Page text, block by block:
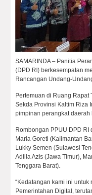
SAMARINDA – Panitia
(DPD RI) berkesempatan
Rancangan Undang-
Pertemuan di Ruang
Sekda Provinsi Kaltim Riza
pimpinan perangkat
Rombongan PPUU DPD
Maria Goreti (Kalimantan
Lukky Semen (Sulawesi
Adilla Azis (Jawa Timur),
Tenggara Barat).
“Kedatangan kami ini
Pemerintahan Digital,